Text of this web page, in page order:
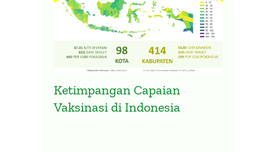
Grafik Kematian di Kalsel Masih
Terjadi Meski Gelombang
Omicron Melandai
Ketimpangan Capaian
Vaksinasi di Indonesia